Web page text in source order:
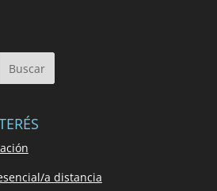
a distancia